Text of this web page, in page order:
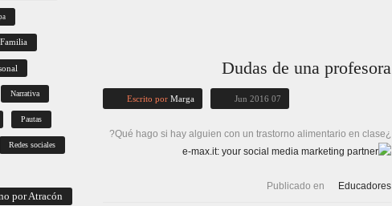
Dudas de una profesora
Escrito por Marga 07 Jun 2016
¿Qué hago si hay alguien con un trastorno alimentario en clase?
Publicado en Educadores
Familia
Narrativa
Pautas
Redes sociales
por Atracón